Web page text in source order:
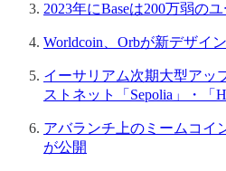
2023年にBaseは200万弱の
Worldcoin、Orbが新デザイ
イーサリアム次期大型アッ
ストネット「Sepolia」・「
アバランチ上のミームコイ
が公開